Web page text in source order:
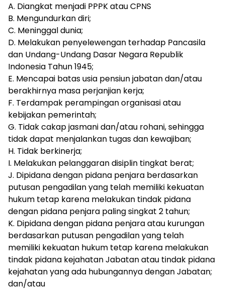
A. Diangkat menjadi PPPK atau CPNS
B. Mengundurkan diri;
C. Meninggal dunia;
D. Melakukan penyelewengan terhadap Pancasila
dan Undang-Undang Dasar Negara Republik
Indonesia Tahun 1945;
E. Mencapai batas usia pensiun jabatan dan/atau
berakhirnya masa perjanjian kerja;
F. Terdampak perampingan organisasi atau
kebijakan pemerintah;
G. Tidak cakap jasmani dan/atau rohani, sehingga
tidak dapat menjalankan tugas dan kewajiban;
H. Tidak berkinerja;
I. Melakukan pelanggaran disiplin tingkat berat;
J. Dipidana dengan pidana penjara berdasarkan
putusan pengadilan yang telah memiliki kekuatan
hukum tetap karena melakukan tindak pidana
dengan pidana penjara paling singkat 2 tahun;
K. Dipidana dengan pidana penjara atau kurungan
berdasarkan putusan pengadilan yang telah
memiliki kekuatan hukum tetap karena melakukan
tindak pidana kejahatan Jabatan atau tindak pidana
kejahatan yang ada hubungannya dengan Jabatan;
dan/atau